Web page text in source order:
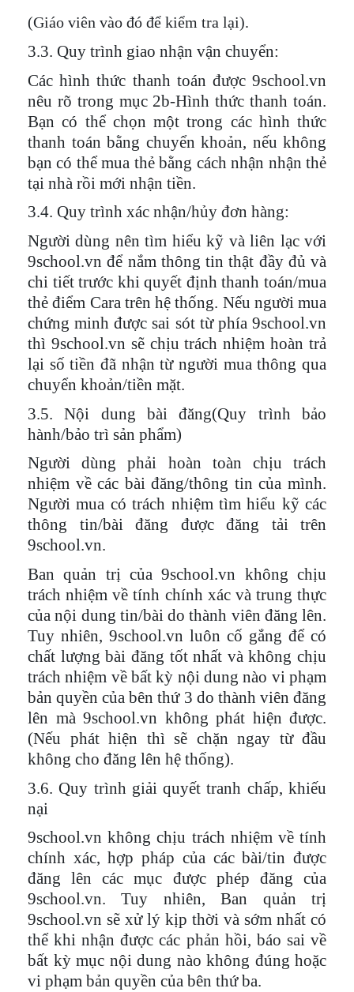
(Giáo viên vào đó để kiểm tra lại).
3.3. Quy trình giao nhận vận chuyển:
Các hình thức thanh toán được 9school.vn
nêu rõ trong mục 2b-Hình thức thanh toán.
Bạn có thể chọn một trong các hình thức
thanh toán bằng chuyển khoản, nếu không
bạn có thể mua thẻ bằng cách nhận nhận thẻ
tại nhà rồi mới nhận tiền.
3.4. Quy trình xác nhận/hủy đơn hàng:
Người dùng nên tìm hiểu kỹ và liên lạc với
9school.vn để nắm thông tin thật đầy đủ và
chi tiết trước khi quyết định thanh toán/mua
thẻ điểm Cara trên hệ thống. Nếu người mua
chứng minh được sai sót từ phía 9school.vn
thì 9school.vn sẽ chịu trách nhiệm hoàn trả
lại số tiền đã nhận từ người mua thông qua
chuyển khoản/tiền mặt.
3.5. Nội dung bài đăng(Quy trình bảo
hành/bảo trì sản phẩm)
Người dùng phải hoàn toàn chịu trách
nhiệm về các bài đăng/thông tin của mình.
Người mua có trách nhiệm tìm hiểu kỹ các
thông tin/bài đăng được đăng tải trên
9school.vn.
Ban quản trị của 9school.vn không chịu
trách nhiệm về tính chính xác và trung thực
của nội dung tin/bài do thành viên đăng lên.
Tuy nhiên, 9school.vn luôn cố gắng để có
chất lượng bài đăng tốt nhất và không chịu
trách nhiệm về bất kỳ nội dung nào vi phạm
bản quyền của bên thứ 3 do thành viên đăng
lên mà 9school.vn không phát hiện được.
(Nếu phát hiện thì sẽ chặn ngay từ đầu
không cho đăng lên hệ thống).
3.6. Quy trình giải quyết tranh chấp, khiếu
nại
9school.vn không chịu trách nhiệm về tính
chính xác, hợp pháp của các bài/tin được
đăng lên các mục được phép đăng của
9school.vn. Tuy nhiên, Ban quản trị
9school.vn sẽ xử lý kịp thời và sớm nhất có
thể khi nhận được các phản hồi, báo sai về
bất kỳ mục nội dung nào không đúng hoặc
vi phạm bản quyền của bên thứ ba.